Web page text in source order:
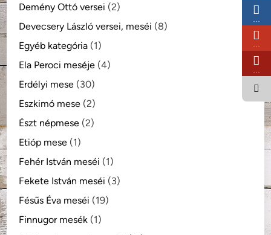
Demény Ottó versei (2)
Devecsery László versei, meséi (8)
Egyéb kategória (1)
Ela Peroci meséje (4)
Erdélyi mese (30)
Eszkimó mese (2)
Észt népmese (2)
Etióp mese (1)
Fehér István meséi (1)
Fekete István meséi (3)
Fésűs Éva meséi (19)
Finnugor mesék (1)